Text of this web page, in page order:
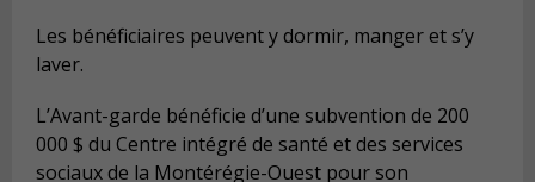
Les bénéficiaires peuvent y dormir, manger et s’y
laver.
L’Avant-garde bénéficie d’une subvention de 200
000 $ du Centre intégré de santé et des services
sociaux de la Montérégie-Ouest pour son